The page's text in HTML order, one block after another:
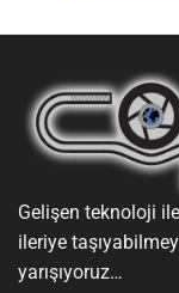
Gelişen teknoloji
ileriye
yarışıyoruz…